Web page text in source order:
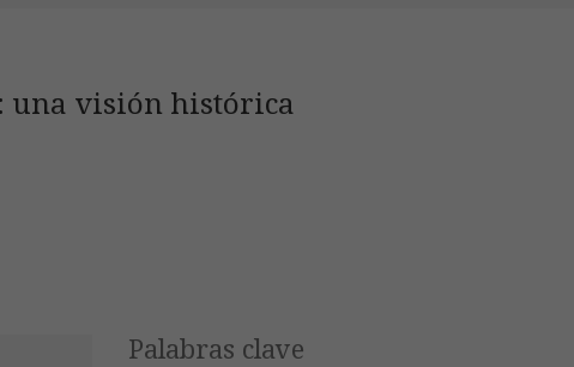
una visión histórica
Palabras clave